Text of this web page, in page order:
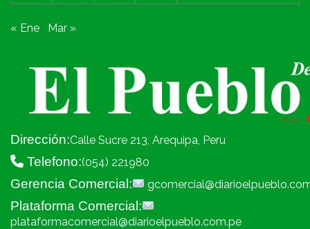
« Ene Mar »
Dirección:Calle Sucre 213, Arequipa, Peru
Telefono:(054) 221980
Gerencia Comercial:
Plataforma Comercial:
plataformacomercial@diarioelpueblo.com.pe